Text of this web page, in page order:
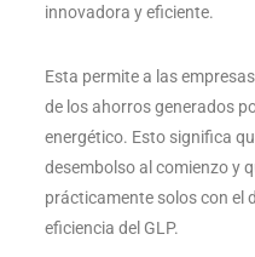
innovadora y eficiente.
Esta permite a las
de los ahorros generados
energético. Esto significa
desembolso al comienzo y
prácticamente solos con el
eficiencia del GLP.